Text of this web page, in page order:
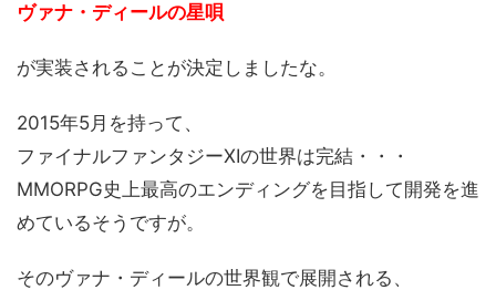
ヴァナ・ディールの星唄
が実装されることが決定しましたな。
2015年5月を持って、
ファイナルファンタジーXIの世界は完結・・・
MMORPG史上最高のエンディングを目指して開発を進
めているそうですが。
そのヴァナ・ディールの世界観で展開される、